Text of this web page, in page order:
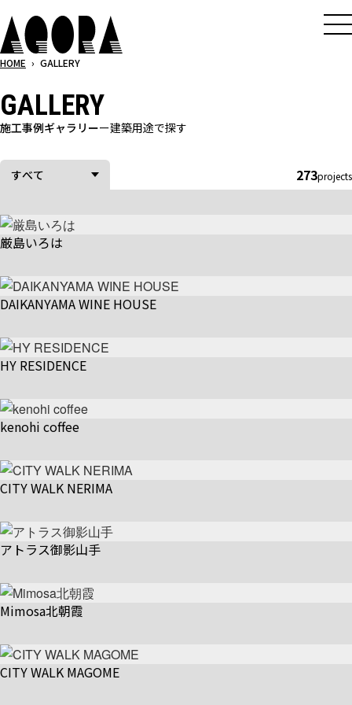
メ
イ
ン
ン
テ
ン
ツ
へ
キ
ッ
HOME › GALLERY
GALLERY
施工事例ギャラリーー建築用途で探す
すべて 273projects
厳島いろは
DAIKANYAMA WINE HOUSE
HY RESIDENCE
kenohi coffee
CITY WALK NERIMA
アトラス御影山手
Mimosa北朝霞
CITY WALK MAGOME